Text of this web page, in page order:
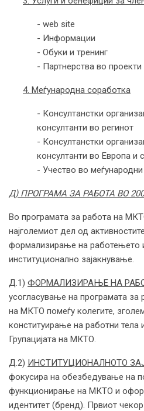
- web site
- Информации
- Обуки и тренинг
- Партнерства во проекти
4. Меѓународна соработка
- Консултанстки
консултанти во регинот
- Консултанстки
консултанти во Европа и
- Учество во
Д) ПРОГРАМА ЗА РАБОТА ВО
Во програмата за работа на
најголемиот дел од
формализирање на работењето
институционално зајакнување.
Д.1) ФОРМАЛИЗИРАЊЕ НА
усогласување на програмата за
на МКТО помеѓу колегите,
конституирање на работни тела
Групацијата на МКТО.
Д.2) ИНСТИТУЦИОНАЛНОТО
фокусира на обезбедување на
функционирање на МКТО и
идентитет (бренд). Првиот